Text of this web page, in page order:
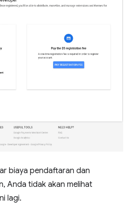
biaya pendaftaran dan
Anda tidak akan melihat
lagi.